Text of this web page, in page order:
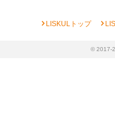
chevron_rightLISKULトップ chevron_right
© 2017-